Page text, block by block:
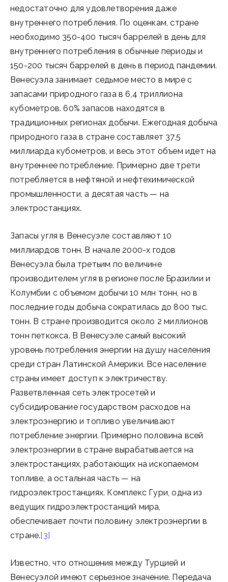
недостаточно для удовлетворения даже
внутреннего потребления. По оценкам, стране
необходимо 350-400 тысяч баррелей в день для
внутреннего потребления в обычные периоды и
150-200 тысяч баррелей в день в период пандемии.
Венесуэла занимает седьмое место в мире с
запасами природного газа в 6,4 триллиона
кубометров. 60% запасов находятся в
традиционных регионах добычи. Ежегодная добыча
природного газа в стране составляет 37,5
миллиарда кубометров, и весь этот объем идет на
внутреннее потребление. Примерно две трети
потребляется в нефтяной и нефтехимической
промышленности, а десятая часть — на
электростанциях.
Запасы угля в Венесуэле составляют 10
миллиардов тонн. В начале 2000-х годов
Венесуэла была третьим по величине
производителем угля в регионе после Бразилии и
Колумбии с объемом добычи 10 млн тонн, но в
последние годы добыча сократилась до 800 тыс.
тонн. В стране производится около 2 миллионов
тонн петкокса. В Венесуэле самый высокий
уровень потребления энергии на душу населения
среди стран Латинской Америки. Все население
страны имеет доступ к электричеству.
Разветвленная сеть электросетей и
субсидирование государством расходов на
электроэнергию и топливо увеличивают
потребление энергии. Примерно половина всей
электроэнергии в стране вырабатывается на
электростанциях, работающих на ископаемом
топливе, а остальная часть — на
гидроэлектростанциях. Комплекс Гури, одна из
ведущих гидроэлектростанций мира,
обеспечивает почти половину электроэнергии в
стране.[3]
Известно, что отношения между Турцией и
Венесуэлой имеют серьезное значение. Передача